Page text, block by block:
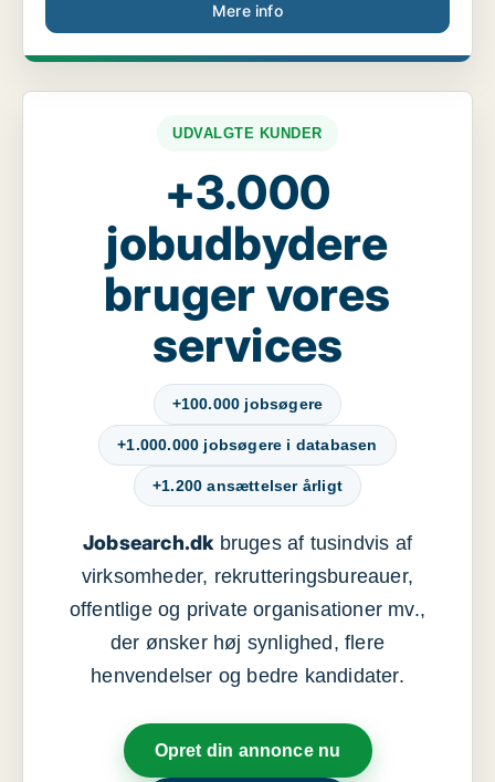
Mere info
UDVALGTE KUNDER
+3.000
jobudbydere
bruger vores
services
+100.000 jobsøgere
+1.000.000 jobsøgere i databasen
+1.200 ansættelser årligt
Jobsearch.dkbruges af tusindvis af
virksomheder, rekrutteringsbureauer,
offentlige og private organisationer mv.,
der ønsker høj synlighed, flere
henvendelser og bedre kandidater.
Opret din annonce nu